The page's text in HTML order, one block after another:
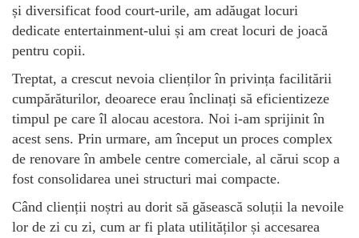
și diversificat food court-urile, am adăugat locuri
dedicate entertainment-ului și am creat locuri de joacă
pentru copii.
Treptat, a crescut nevoia clienților în privința facilitării
cumpărăturilor, deoarece erau înclinați să eficientizeze
timpul pe care îl alocau acestora. Noi i-am sprijinit în
acest sens. Prin urmare, am început un proces complex
de renovare în ambele centre comerciale, al cărui scop a
fost consolidarea unei structuri mai compacte.
Când clienții noștri au dorit să găsească soluții la nevoile
lor de zi cu zi, cum ar fi plata utilităților și accesarea